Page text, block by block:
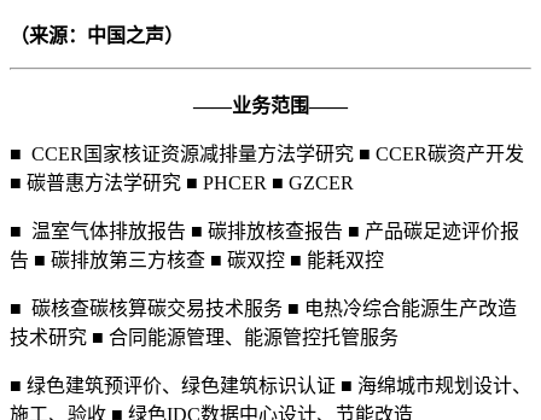
（来源：中国之声）
——业务范围——
■ CCER国家核证资源减排量方法学研究 ■ CCER碳资产开发
■ 碳普惠方法学研究 ■ PHCER ■ GZCER
■ 温室气体排放报告 ■ 碳排放核查报告 ■ 产品碳足迹评价报
告 ■ 碳排放第三方核查 ■ 碳双控 ■ 能耗双控
■ 碳核查碳核算碳交易技术服务 ■ 电热冷综合能源生产改造
技术研究 ■ 合同能源管理、能源管控托管服务
■ 绿色建筑预评价、绿色建筑标识认证 ■ 海绵城市规划设计、
施工、验收 ■ 绿色IDC数据中心设计、节能改造